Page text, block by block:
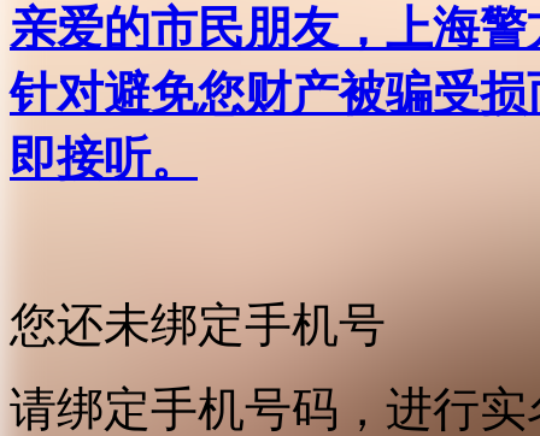
亲爱的市民朋友，上海
针对避免您财产被骗受
即接听。
您还未绑定手机号
请绑定手机号码，进行